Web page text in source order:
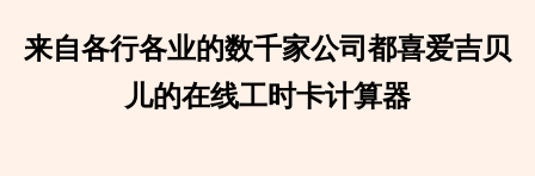
来自各行各业的数千家公司都喜爱吉贝
儿的在线工时卡计算器